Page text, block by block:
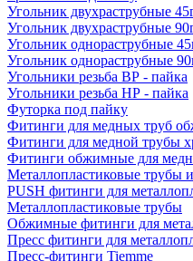
Угольник двухраструбные
Угольник двухраструбные
Угольник однораструбные
Угольник однораструбные
Угольники резьба ВР - пайка
Угольники резьба НР - пайка
Футорка под пайку
Фитинги для медных труб
Фитинги для медной трубы
Фитинги обжимные для
Металлопластиковые трубы
PUSH фитинги для
Металлопластиковые трубы
Обжимные фитинги для
Пресс фитинги для
Пресс-фитинги Tiemme